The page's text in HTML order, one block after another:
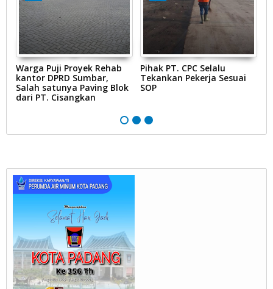
Warga Puji Proyek Rehab
kantor DPRD Sumbar,
Salah satunya Paving Blok
dari PT. Cisangkan
Pihak PT. CPC Selalu
Tekankan Pekerja Sesuai
SOP